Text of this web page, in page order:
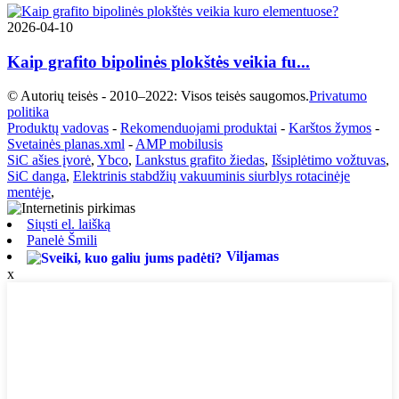
2026-04-10
Kaip grafito bipolinės plokštės veikia fu...
© Autorių teisės - 2010–2022: Visos teisės saugomos.Privatumo
politika
Produktų vadovas - Rekomenduojami produktai - Karštos žymos -
Svetainės planas.xml - AMP mobilusis
SiC ašies įvorė, Ybco, Lankstus grafito žiedas, Išsiplėtimo vožtuvas,
SiC danga, Elektrinis stabdžių vakuuminis siurblys rotacinėje
mentėje,
Siųsti el. laišką
Panelė Šmili
Viljamas
x